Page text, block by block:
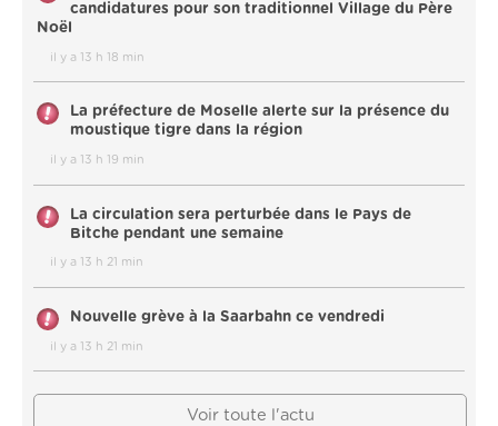
candidatures pour son traditionnel Village du Père
Noël
il y a 13 h 18 min
La préfecture de Moselle alerte sur la présence du
moustique tigre dans la région
il y a 13 h 19 min
La circulation sera perturbée dans le Pays de
Bitche pendant une semaine
il y a 13 h 21 min
Nouvelle grève à la Saarbahn ce vendredi
il y a 13 h 21 min
Voir toute l'actu